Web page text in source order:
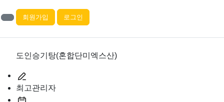
회원가입 로그인
도인승기탕(혼합단미엑스산)
최고관리자